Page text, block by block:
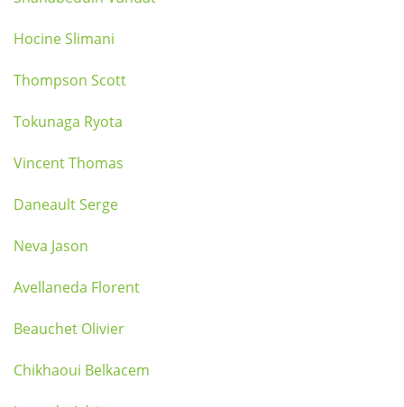
Hocine Slimani
Thompson Scott
Tokunaga Ryota
Vincent Thomas
Daneault Serge
Neva Jason
Avellaneda Florent
Beauchet Olivier
Chikhaoui Belkacem